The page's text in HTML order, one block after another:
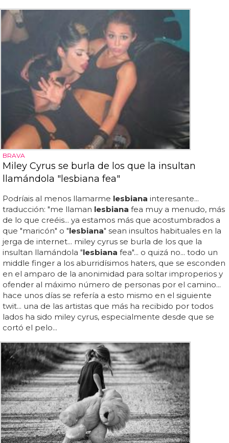
BRAVA
Miley Cyrus se burla de los que la insultan
llamándola "lesbiana fea"
Podríais al menos llamarme lesbiana interesante...
traducción: "me llaman lesbiana fea muy a menudo, más
de lo que creéis... ya estamos más que acostumbrados a
que "maricón" o "lesbiana" sean insultos habituales en la
jerga de internet... miley cyrus se burla de los que la
insultan llamándola "lesbiana fea"... o quizá no... todo un
middle finger a los aburridísimos haters, que se esconden
en el amparo de la anonimidad para soltar improperios y
ofender al máximo número de personas por el camino...
hace unos días se refería a esto mismo en el siguiente
twit... una de las artistas que más ha recibido por todos
lados ha sido miley cyrus, especialmente desde que se
cortó el pelo...